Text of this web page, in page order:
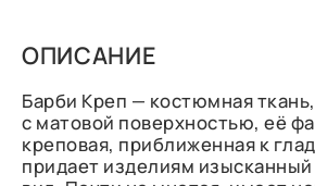
ОПИСАНИЕ
Барби Креп — костюмная
с матовой поверхностью, её
креповая, приближенная к
придает изделиям